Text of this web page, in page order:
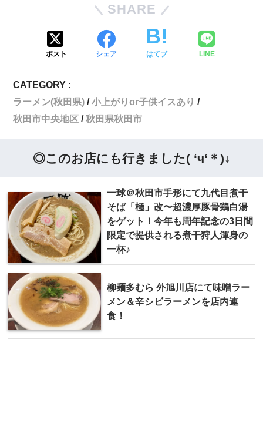
SHARE
ポスト シェア はてブ LINE
CATEGORY :
ラーメン(秋田県)
小上がりor子供イスあり
秋田市中央地区
秋田県秋田市
◎このお店にも行きました( ‘ч‘＊)↓
一球＠秋田市手形にて九代目煮干
そば「極」改〜超濃厚豚骨鶏白湯
をゲット！今年も周年記念の3日間
限定で提供される煮干狩人渾身の
一杯♪
柳麺多むら 外旭川店にて味噌ラー
メン＆辛シビラーメンを店内連
食！